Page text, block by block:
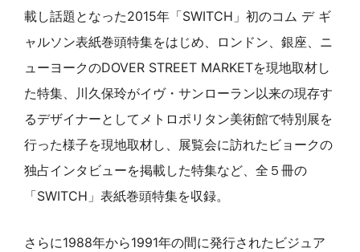
載し話題となった2015年「SWITCH」初のコム デ ギ
ャルソン表紙巻頭特集をはじめ、ロンドン、銀座、ニ
ューヨークのDOVER STREET MARKETを現地取材し
た特集、川久保玲がイヴ・サンローラン以来の現存す
るデザイナーとしてメトロポリタン美術館で特別展を
行った様子を現地取材し、展覧会に訪れたビョークの
独占インタビューを掲載した特集など、全５冊の
「SWITCH」表紙巻頭特集を収録。
さらに1988年から1991年の間に発行されたビジュア